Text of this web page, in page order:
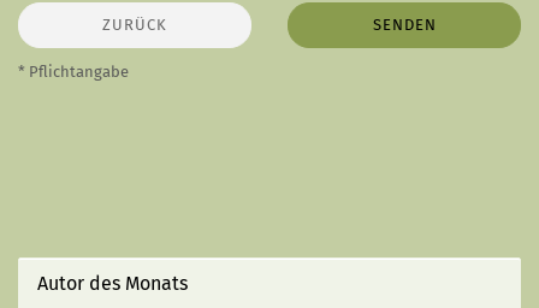
ZURÜCK SENDEN
* Pflichtangabe
Autor des Monats